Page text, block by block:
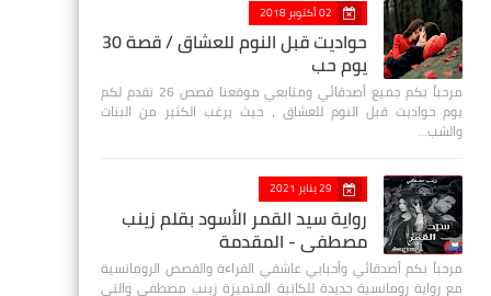
02 أكتوبر 2018
حواديت قبل النوم للعشاق / قصة 30
يوم حب
مرحباً بكم جميع أصدقائي ومتابعي موقعنا قصص 26 نقدم لكم
يوم حواديت قبل النوم للعشاق ، حيث يرغب الكثير من البنات
والشب…
29 يناير 2021
رواية سيد القمر الأسود بقلم زينب
مصطفي - المقدمة
مرحباً بكم أصدقائي وأحبابي عاشقي القراءة والقصص الرومانسية
مع رواية رومانسية جديدة للكاتبة المتميزة زينب مصطفى والتي